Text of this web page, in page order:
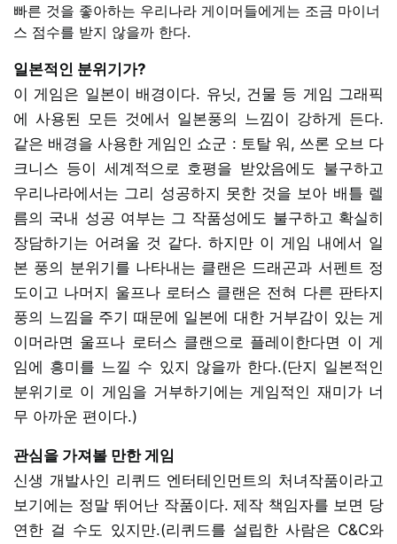
빠른 것을 좋아하는 우리나라 게이머들에게는 조금 마이너
스 점수를 받지 않을까 한다.
일본적인 분위기가?
이 게임은 일본이 배경이다. 유닛, 건물 등 게임 그래픽
에 사용된 모든 것에서 일본풍의 느낌이 강하게 든다.
같은 배경을 사용한 게임인 쇼군 : 토탈 워, 쓰론 오브 다
크니스 등이 세계적으로 호평을 받았음에도 불구하고
우리나라에서는 그리 성공하지 못한 것을 보아 배틀 렐
름의 국내 성공 여부는 그 작품성에도 불구하고 확실히
장담하기는 어려울 것 같다. 하지만 이 게임 내에서 일
본 풍의 분위기를 나타내는 클랜은 드래곤과 서펜트 정
도이고 나머지 울프나 로터스 클랜은 전혀 다른 판타지
풍의 느낌을 주기 때문에 일본에 대한 거부감이 있는 게
이머라면 울프나 로터스 클랜으로 플레이한다면 이 게
임에 흥미를 느낄 수 있지 않을까 한다.(단지 일본적인
분위기로 이 게임을 거부하기에는 게임적인 재미가 너
무 아까운 편이다.)
관심을 가져볼 만한 게임
신생 개발사인 리퀴드 엔터테인먼트의 처녀작품이라고
보기에는 정말 뛰어난 작품이다. 제작 책임자를 보면 당
연한 걸 수도 있지만.(리퀴드를 설립한 사람은 C&C와